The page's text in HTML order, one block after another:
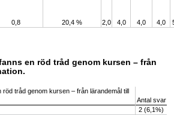
0,8 20,4 % 2,0 4,0 4,0 4,0
en röd tråd genom kursen – från
tråd genom kursen – från lärandemål till
Antal svar
2 (6,1%)